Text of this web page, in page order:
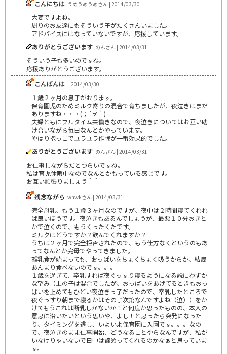
こんにちは うめうめうめさん | 2014/03/30
大変ですよね。
周りのお友達にもそういう子がたくさんいました。
アドバイスにはなっていないですが、応援しています。
ありがとうございます のんさん | 2014/03/31
そういう子も多いのですね。
応援ありがとうございます。
こんばんは | 2014/03/30
１歳２ヶ月の息子がおります。
保育園児のためミルク寄りの混合で育ちましたが、夜泣きはまだ
ありますね・・・(；´∀｀)
夫婦ともにフルタイム共働きなので、夜泣きについてはお互い助
け合いながら毎日なんとかやっています。
やはり抱っこでユラユラ作戦が一番効果的でした。
ありがとうございます のんさん | 2014/03/31
お仕事しながらだとつらいですね。
私は育児休暇中なのでなんとかもっている感じです。
お互い頑張りましょう＾＾
残念ながら whwkさん | 2014/03/31
完全母乳、もう１歳３ヶ月なのですが、夜中は２時間寝てくれれ
ば良いほうです。夜泣きもあるんでしょうが、最悪１０分おきと
かで泣くので、もうくったくたです。
ミルクはどうですか？飲んでくれますか？
うちは２ヶ月で完全拒否されたので、もう仕方なくというのもあ
ってなんとか完母でやってきました。
離乳食が始まっても、おっぱいをちょくちょく吸うからか、結局
あんまり食べないのです。。。
１歳を過ぎて、卒乳すれば夜ぐっすり寝るようになる説にわずか
な望み（上の子は混合でしたが、おっぱいをあげてるときもおっ
ぱいを止めてもひどい夜泣きっ子だったので、卒乳したところで
夜ぐっすり朝まで寝るかはその子次第なんですよね（泣））をか
けてもうこれは断乳しかないか！と何度か思ったものの、本人の
意思に沿いたいという思いや、よし！と思ったら突発になった
り、タイミングを逃し、いよいよ保育園に入園です。。。なの
で、夜泣きのまま仕事開始、どうなることやらなんですが、私が
いなけりゃいないで日中は諦めってくれるのかなぁと思っていま
す。